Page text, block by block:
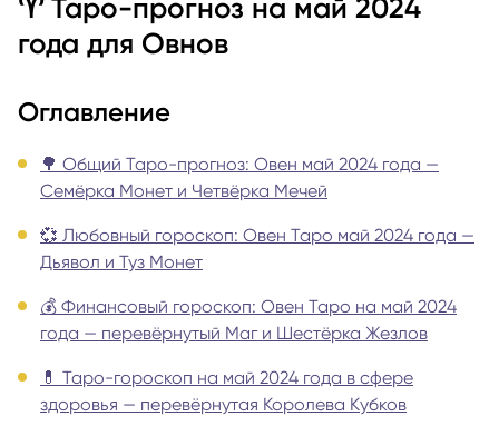
♈️ Таро-прогноз на май 2024
года для Овнов
Оглавление
🌳 Общий Таро-прогноз: Овен май 2024 года —
Семёрка Монет и Четвёрка Мечей
💞 Любовный гороскоп: Овен Таро май 2024 года —
Дьявол и Туз Монет
💰 Финансовый гороскоп: Овен Таро на май 2024
года — перевёрнутый Маг и Шестёрка Жезлов
💊 Таро-гороскоп на май 2024 года в сфере
здоровья — перевёрнутая Королева Кубков